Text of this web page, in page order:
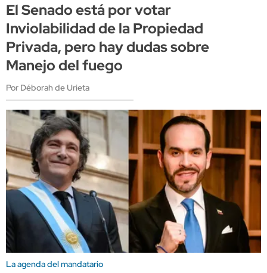
El Senado está por votar
Inviolabilidad de la Propiedad
Privada, pero hay dudas sobre
Manejo del fuego
Por Déborah de Urieta
La agenda del mandatario